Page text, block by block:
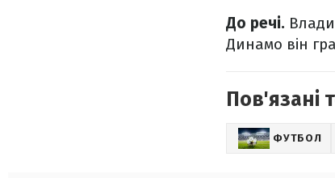
До речі.
Динамо він
Пов'язані
ФУТБОЛ